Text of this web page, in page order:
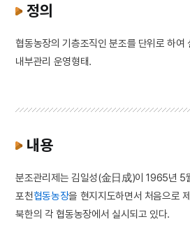
정의
협동농장의 기층조직인 분조를 단위로 하여
내부관리 운영형태.
내용
분조관리제는 김일성(金日成)이 1965년 5
포천협동농장을 현지지도하면서 처음으로
북한의 각 협동농장에서 실시되고 있다.